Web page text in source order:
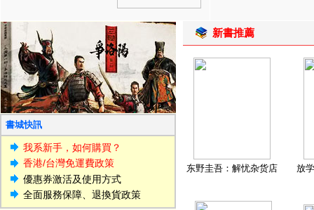
書城快訊
我系新手，如何購買？
香港/台灣免運費政策
優惠券激活及使用方式
全面服務保障、退換貨政策
新書推薦
东野圭吾：解忧杂货店 放